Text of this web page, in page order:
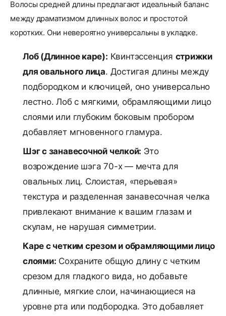
Волосы средней длины предлагают идеальный баланс
между драматизмом длинных волос и простотой
коротких. Они невероятно универсальны в укладке.
Лоб (Длинное каре): Квинтэссенция стрижки
для овального лица. Достигая длины между
подбородком и ключицей, оно универсально
лестно. Лоб с мягкими, обрамляющими лицо
слоями или глубоким боковым пробором
добавляет мгновенного гламура.
Шэг с занавесочной челкой: Это
возрождение шэга 70-х — мечта для
овальных лиц. Слоистая, «перьевая»
текстура и разделенная занавесочная челка
привлекают внимание к вашим глазам и
скулам, не нарушая симметрии.
Каре с четким срезом и обрамляющими лицо
слоями: Сохраните общую длину с четким
срезом для гладкого вида, но добавьте
длинные, мягкие слои, начинающиеся на
уровне рта или подбородка. Это добавляет